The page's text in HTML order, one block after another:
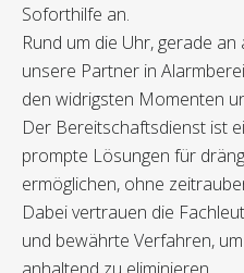
Soforthilfe an.
Rund um die Uhr, gerade
unsere Partner in
den widrigsten Momenten
Der Bereitschaftsdienst ist
prompte Lösungen für
ermöglichen, ohne
Dabei vertrauen die
und bewährte Verfahren,